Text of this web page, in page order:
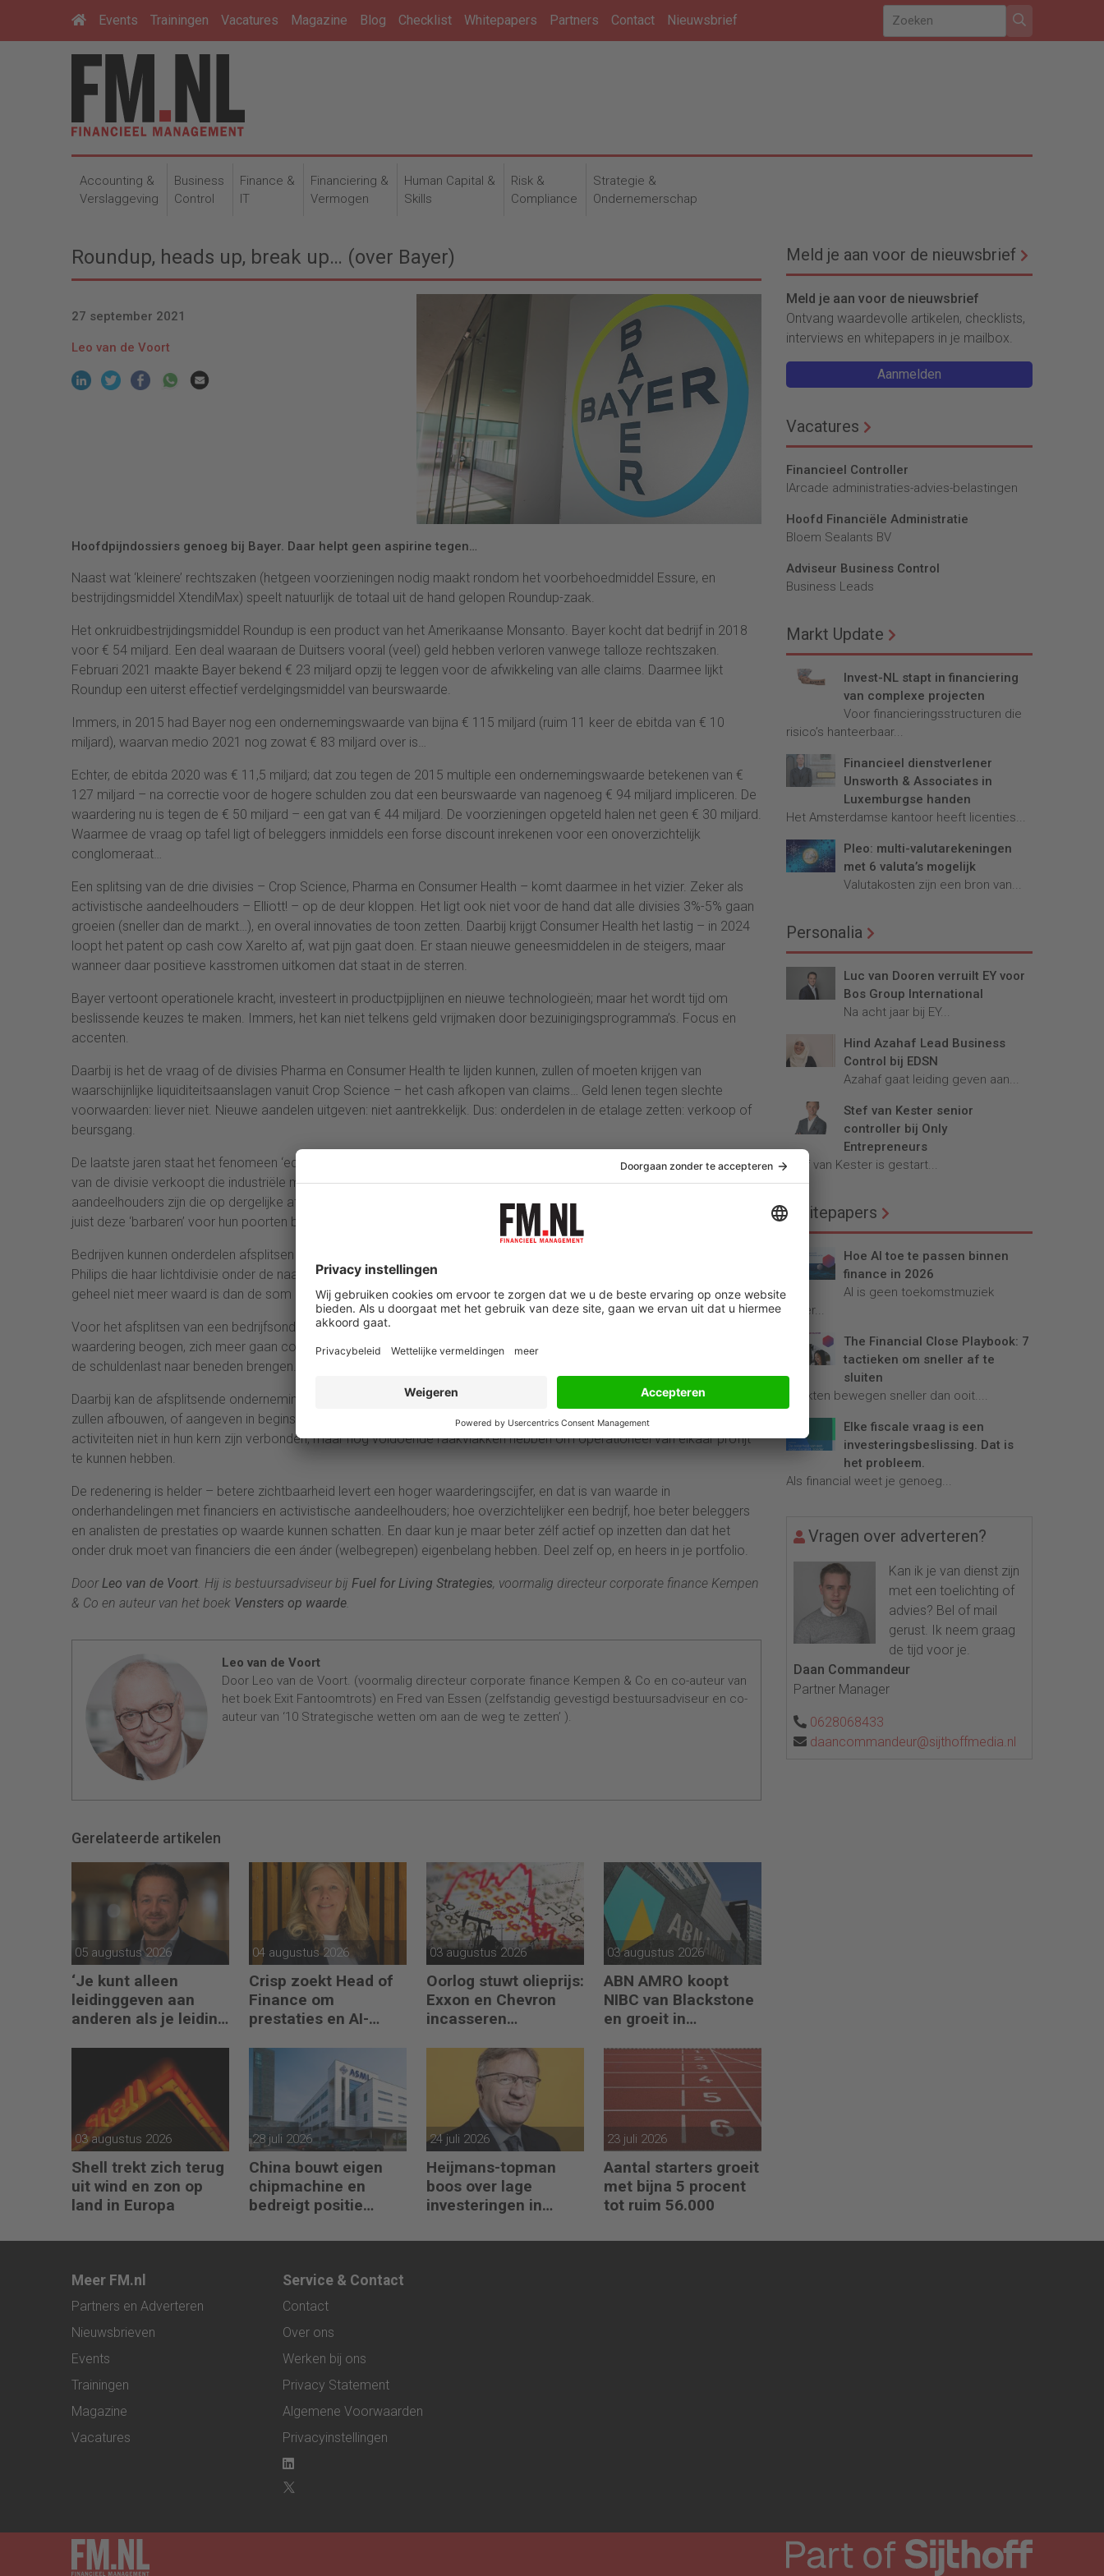
Events Trainingen Vacatures Magazine Blog Checklist Whitepapers Partners Contact Nieuwsbrief
Accounting &
Verslaggeving
Business
Control
Finance &
IT
Financiering &
Vermogen
Human Capital &
Skills
Risk &
Compliance
Strategie &
Ondernemerschap
Roundup, heads up, break up… (over Bayer)
27 september 2021
Leo van de Voort
Hoofdpijndossiers genoeg bij Bayer. Daar helpt geen aspirine tegen…
Naast wat ‘kleinere’ rechtszaken (hetgeen voorzieningen nodig maakt rondom het voorbehoedmiddel Essure, en
bestrijdingsmiddel XtendiMax) speelt natuurlijk de totaal uit de hand gelopen Roundup-zaak.
Het onkruidbestrijdingsmiddel Roundup is een product van het Amerikaanse Monsanto. Bayer kocht dat bedrijf in 2018
voor € 54 miljard. Een deal waaraan de Duitsers vooral (veel) geld hebben verloren vanwege talloze rechtszaken.
Februari 2021 maakte Bayer bekend € 23 miljard opzij te leggen voor de afwikkeling van alle claims. Daarmee lijkt
Roundup een uiterst effectief verdelgingsmiddel van beurswaarde.
Immers, in 2015 had Bayer nog een ondernemingswaarde van bijna € 115 miljard (ruim 11 keer de ebitda van € 10
miljard), waarvan medio 2021 nog zowat € 83 miljard over is…
Echter, de ebitda 2020 was € 11,5 miljard; dat zou tegen de 2015 multiple een ondernemingswaarde betekenen van €
127 miljard – na correctie voor de hogere schulden zou dat een beurswaarde van nagenoeg € 94 miljard impliceren. De
waardering nu is tegen de € 50 miljard – een gat van € 44 miljard. De voorzieningen opgeteld halen net geen € 30 miljard.
Waarmee de vraag op tafel ligt of beleggers inmiddels een forse discount inrekenen voor een onoverzichtelijk
conglomeraat…
Een splitsing van de drie divisies – Crop Science, Pharma en Consumer Health – komt daarmee in het vizier. Zeker als
activistische aandeelhouders – Elliott! – op de deur kloppen. Het ligt ook niet voor de hand dat alle divisies 3%-5% gaan
groeien (sneller dan de markt…), en overal innovaties de toon zetten. Daarbij krijgt Consumer Health het lastig – in 2024
loopt het patent op cash cow Xarelto af, wat pijn gaat doen. Er staan nieuwe geneesmiddelen in de steigers, maar
wanneer daar positieve kasstromen uitkomen dat staat in de sterren.
Bayer vertoont operationele kracht, investeert in productpijplijnen en nieuwe technologieën; maar het wordt tijd om
beslissende keuzes te maken. Immers, het kan niet telkens geld vrijmaken door bezuinigingsprogramma’s. Focus en
accenten.
Daarbij is het de vraag of de divisies Pharma en Consumer Health te lijden kunnen, zullen of moeten krijgen van
waarschijnlijke liquiditeitsaanslagen vanuit Crop Science – het cash afkopen van claims… Geld lenen tegen slechte
voorwaarden: liever niet. Nieuwe aandelen uitgeven: niet aantrekkelijk. Dus: onderdelen in de etalage zetten: verkoop of
beursgang.
De laatste jaren staat het fenomeen ‘equity carve out’ flink in de belangstelling. Heel recent nog DSM die een fors deel
van de divisie verkoopt die industriële materialen maakt. Niet verwonderlijk is dat het frequent activistische
aandeelhouders zijn die op dergelijke afsplitsingen aandringen. Zij willen graag waarde ontsluiten, daar waar bestuurders
juist deze ‘barbaren’ voor hun poorten buiten willen sluiten. Activisme is geen modegrill – het is een wake-up call.
Bedrijven kunnen onderdelen afsplitsen en dan doorverkopen, of ze kunnen onderdelen naar de beurs brengen (bv.
Philips die haar lichtdivisie onder de naam Signify een eigen notering gaf). Dit is natuurlijk relevant op het moment dat het
geheel niet meer waard is dan de som der delen (in het groot heet dat de ‘conglomerate discount’).
Voor het afsplitsen van een bedrijfsonderdeel zijn verschillende redenen te bedenken. Een bedrijf kan een hogere
waardering beogen, zich meer gaan concentreren op bepaalde activiteiten, kapitaal willen vrijspelen voor groei, of actief
de schuldenlast naar beneden brengen.
Daarbij kan de afsplitsende onderneming direct kenbaar maken het belang in de te verzelfstandigen divisie geheel te
zullen afbouwen, of aangeven in beginsel een meerderheidsbelang aan te willen houden. Dat laatste kan als de separate
activiteiten niet in hun kern zijn verbonden, maar nog voldoende raakvlakken hebben om operationeel van elkaar profijt
te kunnen hebben.
De redenering is helder – betere zichtbaarheid levert een hoger waarderingscijfer, en dat is van waarde in
onderhandelingen met financiers en activistische aandeelhouders; hoe overzichtelijker een bedrijf, hoe beter beleggers
en analisten de prestaties op waarde kunnen schatten. En daar kun je maar beter zélf actief op inzetten dan dat het
onder druk moet van financiers die een ánder (welbegrepen) eigenbelang hebben. Deel zelf op, en heers in je portfolio.
DoorLeo van de Voort. Hij is bestuursadviseur bij Fuel for Living Strategies, voormalig directeur corporate finance Kempen
& Co en auteur van het boek Vensters op waarde.
Leo van de Voort
Door Leo van de Voort. (voormalig directeur corporate finance Kempen & Co en co-auteur van
het boek Exit Fantoomtrots) en Fred van Essen (zelfstandig gevestigd bestuursadviseur en co-
auteur van ‘10 Strategische wetten om aan de weg te zetten’ ).
Gerelateerde artikelen
05 augustus 2026
‘Je kunt alleen
leidinggeven aan
anderen als je leiding
04 augustus 2026
Crisp zoekt Head of
Finance om
prestaties en AI-
03 augustus 2026
Oorlog stuwt olieprijs:
Exxon en Chevron
incasseren
03 augustus 2026
ABN AMRO koopt
NIBC van Blackstone
en groeit in
03 augustus 2026
Shell trekt zich terug
uit wind en zon op
land in Europa
28 juli 2026
China bouwt eigen
chipmachine en
bedreigt positie
24 juli 2026
Heijmans-topman
boos over lage
investeringen in
23 juli 2026
Aantal starters groeit
met bijna 5 procent
tot ruim 56.000
Meld je aan voor de nieuwsbrief
Meld je aan voor de nieuwsbrief
Ontvang waardevolle artikelen, checklists,
interviews en whitepapers in je mailbox.
Aanmelden
Vacatures
Financieel Controller
lArcade administraties-advies-belastingen
Hoofd Financiële Administratie
Bloem Sealants BV
Adviseur Business Control
Business Leads
Markt Update
Invest-NL stapt in financiering
van complexe projecten
Voor financieringsstructuren die
risico’s hanteerbaar...
Financieel dienstverlener
Unsworth & Associates in
Luxemburgse handen
Het Amsterdamse kantoor heeft licenties...
Pleo: multi-valutarekeningen
met 6 valuta’s mogelijk
Valutakosten zijn een bron van...
Personalia
Luc van Dooren verruilt EY voor
Bos Group International
Na acht jaar bij EY...
Hind Azahaf Lead Business
Control bij EDSN
Azahaf gaat leiding geven aan...
Stef van Kester senior
controller bij Only
Entrepreneurs
Stef van Kester is gestart...
Whitepapers
Hoe AI toe te passen binnen
finance in 2026
AI is geen toekomstmuziek
meer...
The Financial Close Playbook: 7
tactieken om sneller af te
sluiten
Markten bewegen sneller dan ooit....
Elke fiscale vraag is een
investeringsbeslissing. Dat is
het probleem.
Als financial weet je genoeg...
Vragen over adverteren?
Kan ik je van dienst zijn
met een toelichting of
advies? Bel of mail
gerust. Ik neem graag
de tijd voor je.
Daan Commandeur
Partner Manager
0628068433
daancommandeur@sijthoffmedia.nl
Meer FM.nl
Partners en Adverteren
Nieuwsbrieven
Events
Trainingen
Magazine
Vacatures
Service & Contact
Contact
Over ons
Werken bij ons
Privacy Statement
Algemene Voorwaarden
Privacyinstellingen